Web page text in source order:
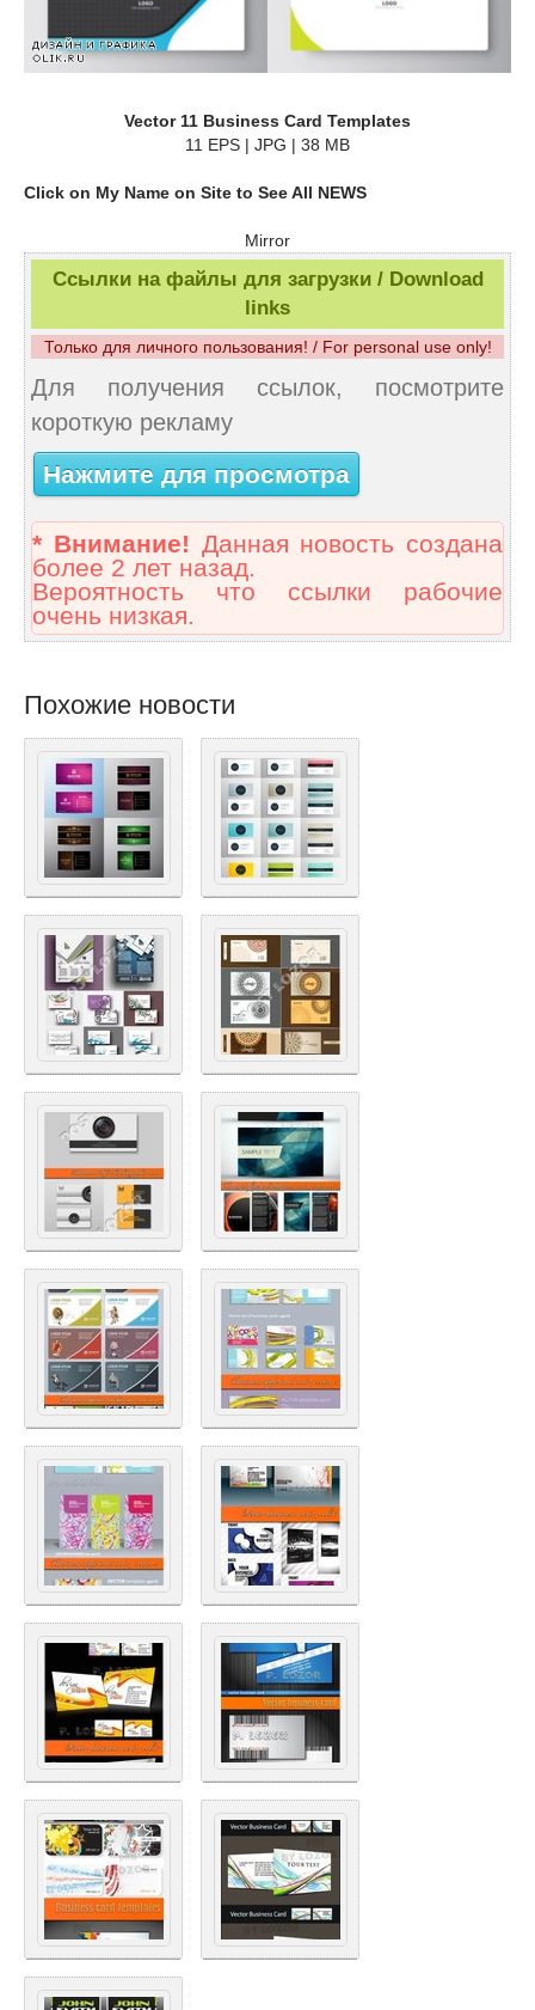
Vector 11 Business Card Templates
11 EPS | JPG | 38 MB
Click on My Name on Site to See All NEWS
Mirror
Ссылки на файлы для загрузки / Download
links
Только для личного пользования! / For personal use only!
Для получения ссылок, посмотрите
короткую рекламу
Нажмите для просмотра
* Внимание! Данная новость создана
более 2 лет назад.
Вероятность что ссылки рабочие
очень низкая.
Похожие новости